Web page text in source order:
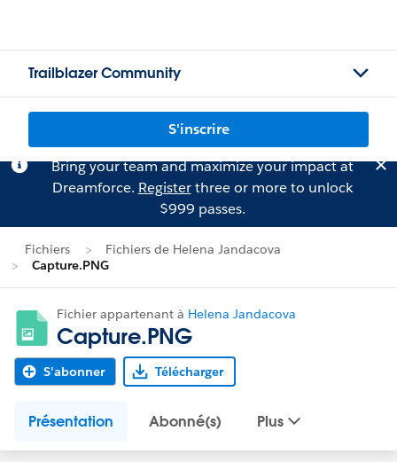
Trailblazer Community
S'inscrire
Bring your team and maximize your impact at
Dreamforce. Registerthree or more to unlock
$999 passes.
Fichiers
Fichiers de Helena Jandacova
Capture.PNG
Fichier appartenant à Helena Jandacova
Capture.PNG
S'abonner Télécharger
Présentation Abonné(s) Plus